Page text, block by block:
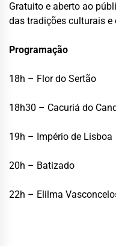
Gratuito e aberto ao
das tradições culturais e
Programação
18h – Flor do Sertão
18h30 – Cacuriá do
19h – Império de Lisboa
20h – Batizado
22h – Elilma